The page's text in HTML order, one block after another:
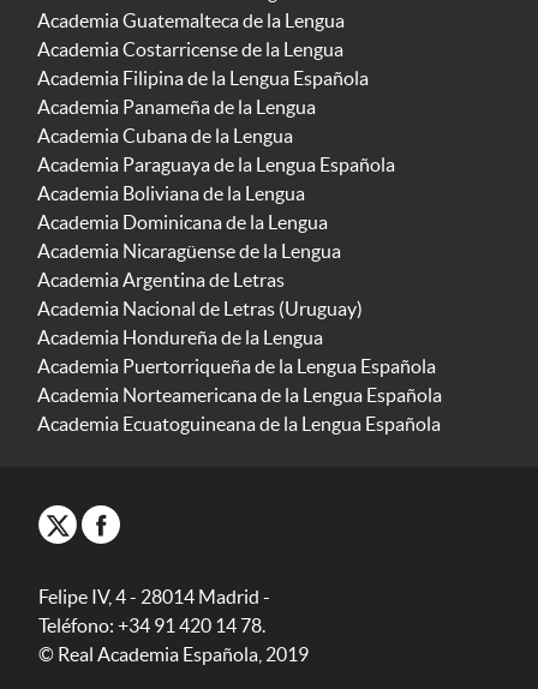
Academia Guatemalteca de la Lengua
Academia Costarricense de la Lengua
Academia Filipina de la Lengua Española
Academia Panameña de la Lengua
Academia Cubana de la Lengua
Academia Paraguaya de la Lengua Española
Academia Boliviana de la Lengua
Academia Dominicana de la Lengua
Academia Nicaragüense de la Lengua
Academia Argentina de Letras
Academia Nacional de Letras (Uruguay)
Academia Hondureña de la Lengua
Academia Puertorriqueña de la Lengua Española
Academia Norteamericana de la Lengua Española
Academia Ecuatoguineana de la Lengua Española
Felipe IV, 4 - 28014 Madrid -
Teléfono: +34 91 420 14 78.
© Real Academia Española, 2019